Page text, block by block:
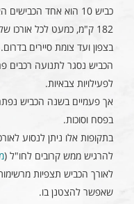
כביש 10 הוא אחד
182 ק"מ, כמעט לכל
בצפון ועד צומת סיירים בדרום.
לפעילויות צבאיות.
אך פעמיים בשנה הכביש
בפסח וסוכות.
בתקופות אלו ניתן לנסוע
להרגיש ממש קרובים לחו"ל (
לאורך הכביש תצפיות
שאפשר להצטנן בו.